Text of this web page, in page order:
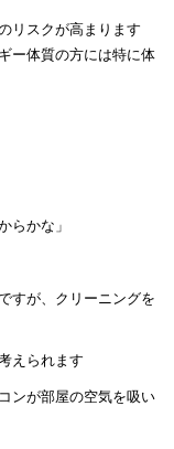
リスクが高まります
ー体質の方には特に体
らかな」
すが、クリーニングを
えられます
ンが部屋の空気を吸い